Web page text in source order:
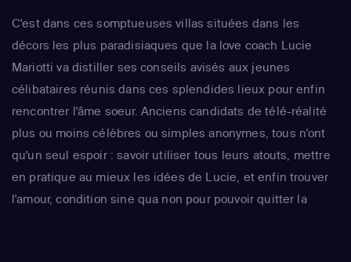
C'est dans ces somptueuses villas situées dans les
décors les plus paradisiaques que la love coach Lucie
Mariotti va distiller ses conseils avisés aux jeunes
célibataires réunis dans ces splendides lieux pour enfin
rencontrer l'âme soeur. Anciens candidats de télé-réalité
plus ou moins célèbres ou simples anonymes, tous n'ont
qu'un seul espoir : savoir utiliser tous leurs atouts, mettre
en pratique au mieux les idées de Lucie, et enfin trouver
l'amour, condition sine qua non pour pouvoir quitter la